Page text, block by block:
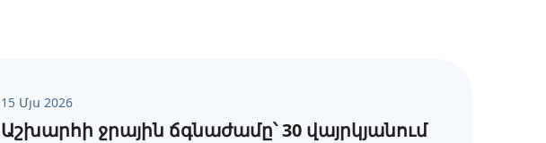
15 Մյս 2026
Աշխարհի ջրային ճգնաժամը՝ 30 վայրկյանում